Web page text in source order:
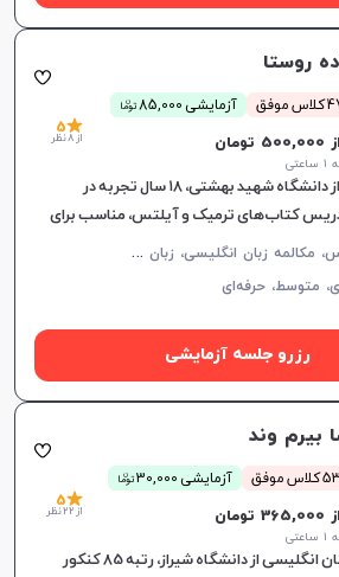
روستا
موفق آزمایشی 85,000 توما
ن
از 500,000 تومان
5
از 8 نظر
مدرک تی تی سی آیلتس از دانشگاه شهید بهشتی، ۱۸ سال تجربه در
کتاب‌های ترمیک و آیلتس، مناسب برای
یادگیری.
آ
یلتس، مکالمه زبان انگلیسی، زبان انگلیسی عمومی، گرامر زبان انگلیسی، زبان انگلیسی تجاری، زبان انگلیسی آمریکایی، زبان انگلیسی کنکور سراسری، زبان انگلیسی کنکور کاردانی، زبان انگلیسی کنکور ارشد، زبان انگلیسی کنکور دکتری، زبان انگلیسی هفتم دبیرستان، زبان انگلیسی هشتم دبیرستان، زبان انگلیسی نهم دبیرستان، زبان انگلیسی دهم دبیرستان، زبان انگلیسی یازدهم دبیرستان، زبان انگلیسی دوازدهم دبیرستان، تافل، جی آر ای، دولینگو، تولیمو
متوسط،حرفه‌ای
رزرو جلسه آزمایشی
بیرم وند
موفق آزمایشی 30,000 توما
ن
از 365,000 تومان
5
از 22 نظر
کارشناسی ارشد آموزش زبان انگلیسی از دانشگاه شیراز، رتبه 85 کنکور